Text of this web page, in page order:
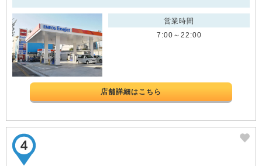
営業時間
7:00～22:00
店舗詳細はこちら